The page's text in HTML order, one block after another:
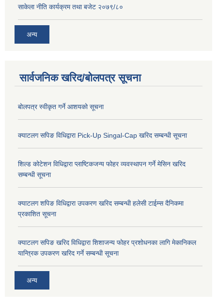
साकेला नीति कार्यक्रम तथा बजेट २०७९/८०
अन्य
सार्वजनिक खरिद/बोलपत्र सूचना
बोलपत्र स्वीकृत गर्ने आशयको सूचना
क्याटलग सपिङ विधिद्वारा Pick-Up Singal-Cap खरिद सम्बन्धी सूचना
शिल्ड कोटेशन विधिद्वारा प्लाष्टिकजन्य फोहर व्यवस्थापन गर्ने मेसिन खरिद
सम्बन्धी सूचना
क्याटलग शपिङ विधिद्वारा उपकरण खरिद सम्बन्धी हलेसी टाईम्स दैनिकमा
प्रकाशित सूचना
क्याटलग सपिङ खरिद विधिद्वारा शिशाजन्य फोहर प्रशोधनका लागि मेकानिकल
यान्त्रिक उपकरण खरिद गर्ने सम्बन्धी सूचना
अन्य